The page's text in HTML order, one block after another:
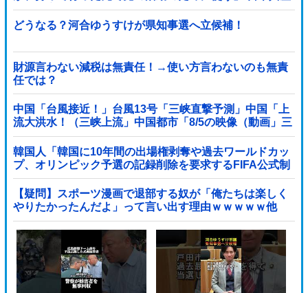
党「事実ではありません」
どうなる？河合ゆうすけが県知事選へ立候補！
財源言わない減税は無責任！→使い方言わないのも無責
任では？
中国「台風接近！」台風13号「三峡直撃予測」中国「上
流大洪水！（三峡上流」中国都市「8/5の映像（動画」三
峡ダム「緊急放流（決壊危機」中国「下流大水害（震え
声」→
韓国人「韓国に10年間の出場権剥奪や過去ワールドカッ
プ、オリンピック予選の記録削除を要求するFIFA公式制
裁を海外メディアが報道！」
【疑問】スポーツ漫画で退部する奴が「俺たちは楽しく
やりたかったんだよ」って言い出す理由ｗｗｗｗｗ他